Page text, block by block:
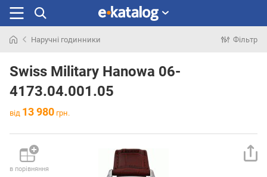
раніше
Наручні годинники Фільтр
Swiss Military Hanowa 06-
4173.04.001.05
від 13 980 грн.
в порівняння